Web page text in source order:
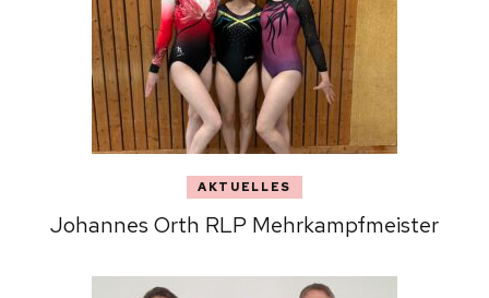
AKTUELLES
Johannes Orth RLP Mehrkampfmeister